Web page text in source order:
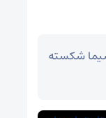
شکسته